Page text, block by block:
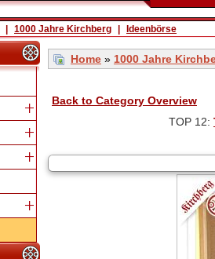
1000 Jahre Kirchberg Ideenbörse
Home » 1000 Jahre
Back to Category Overview
TOP 12: